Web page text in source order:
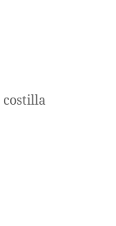
costilla